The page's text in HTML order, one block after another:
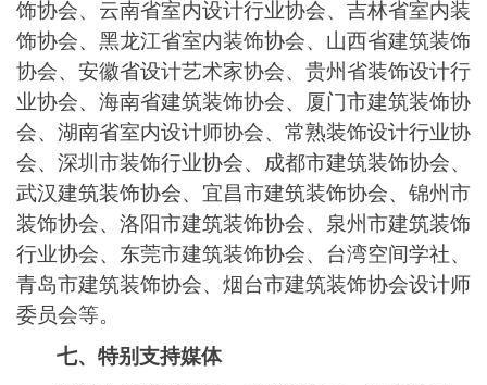
饰协会、云南省室内设计行业协会、吉林省室内装
饰协会、黑龙江省室内装饰协会、山西省建筑装饰
协会、安徽省设计艺术家协会、贵州省装饰设计行
业协会、海南省建筑装饰协会、厦门市建筑装饰协
会、湖南省室内设计师协会、常熟装饰设计行业协
会、深圳市装饰行业协会、成都市建筑装饰协会、
武汉建筑装饰协会、宜昌市建筑装饰协会、锦州市
装饰协会、洛阳市建筑装饰协会、泉州市建筑装饰
行业协会、东莞市建筑装饰协会、台湾空间学社、
青岛市建筑装饰协会、烟台市建筑装饰协会设计师
委员会等。
七、 特别支持媒体